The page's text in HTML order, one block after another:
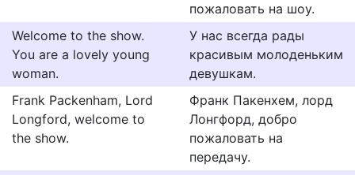
пожаловать на шоу.
Welcome to the show.
You are a lovely young
woman.
У нас всегда рады
красивым молоденьким
девушкам.
Frank Packenham, Lord
Longford, welcome to
the show.
Франк Пакенхем, лорд
Лонгфорд, добро
пожаловать на
передачу.